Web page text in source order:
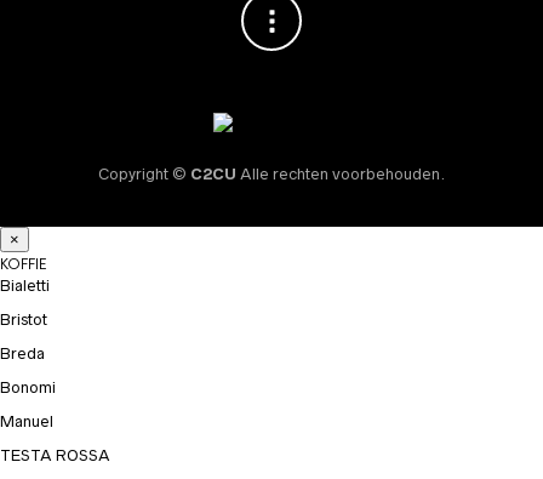
Copyright © C2CU Alle rechten voorbehouden.
×
KOFFIE
Bialetti
Bristot
Breda
Bonomi
Manuel
TESTA ROSSA